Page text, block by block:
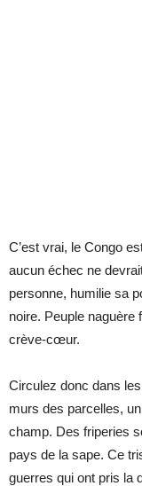
C’est vrai, le Congo
aucun échec ne
personne, humilie sa
noire. Peuple naguère
crève-cœur.
Circulez donc dans
murs des parcelles,
champ. Des friperies
pays de la sape. Ce
guerres qui ont pris la